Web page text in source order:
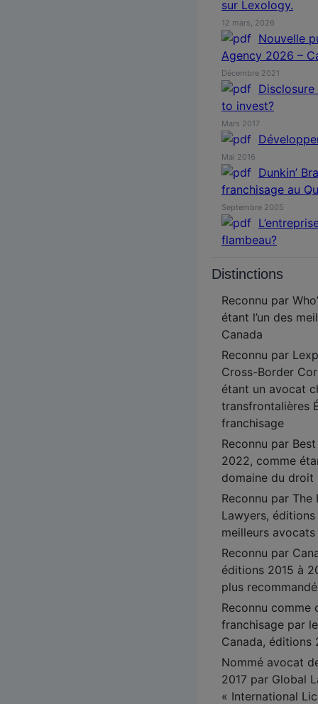
sur Lexology.
12 mars, 2026
Nouvelle
Agency 2026 –
Décembre 2021
to invest?
Mars 2017
Mai 2016
Dunkin’
franchisage au
Septembre 2005
flambeau?
Distinctions
Reconnu par
étant l’un des
Canada
Reconnu par
Cross-Border
étant un avocat
transfrontalières
franchisage
Reconnu par
2022, comme
domaine du
Reconnu par The
Lawyers,
meilleurs
Reconnu par
éditions 2015 à
plus
Reconnu comme
franchisage par
Canada, éditions
Nommé avocat
2017 par Global
« International